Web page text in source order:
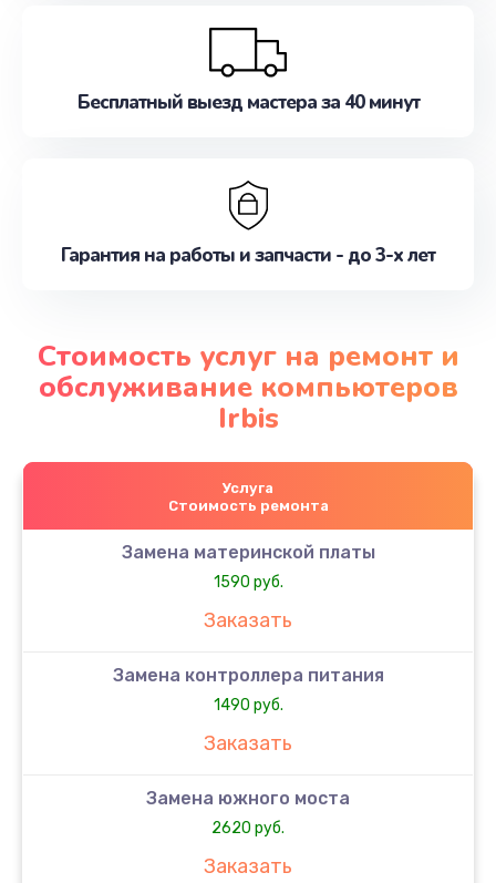
Бесплатный выезд мастера за 40 минут
Гарантия на работы и запчасти - до 3-х лет
Стоимость услуг на ремонт и
обслуживание компьютеров
Irbis
Услуга
Стоимость ремонта
Замена материнской платы
1590 руб.
Заказать
Замена контроллера питания
1490 руб.
Заказать
Замена южного моста
2620 руб.
Заказать